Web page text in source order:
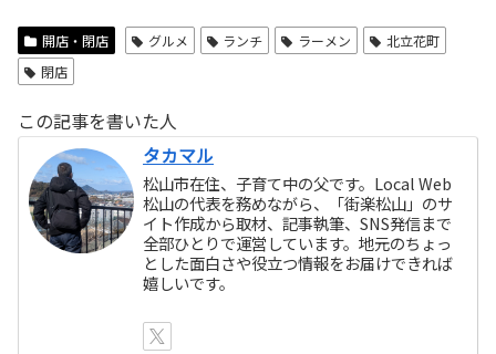
開店・閉店 グルメ ランチ ラーメン
北立花町
閉店
この記事を書いた人
タカマル
松山市在住、子育て中の父です。Local Web
松山の代表を務めながら、「街楽松山」のサ
イト作成から取材、記事執筆、SNS発信まで
全部ひとりで運営しています。地元のちょっ
とした面白さや役立つ情報をお届けできれば
嬉しいです。